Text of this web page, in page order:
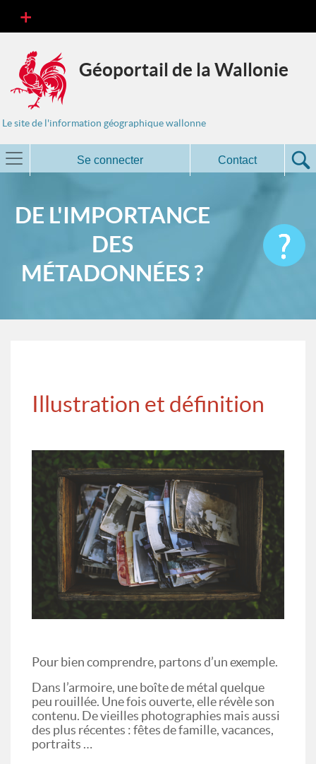
Géoportail de la Wallonie
Le site de l'information géographique wallonne
Se connecter Contact
DE L'IMPORTANCE
DES
MÉTADONNÉES ?
Illustration et définition
Pour bien comprendre, partons d’un exemple.
Dans l’armoire, une boîte de métal quelque
peu rouillée. Une fois ouverte, elle révèle son
contenu. De vieilles photographies mais aussi
des plus récentes : fêtes de famille, vacances,
portraits …